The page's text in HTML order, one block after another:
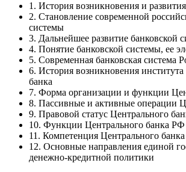
1. История возникновения и
2. Становление современной
системы
3. Дальнейшее развитие банковской
4. Понятие банковской системы, ее
5. Современная банковская система
6. История возникновения
банка
7. Форма организации и функции
8. Пассивные и активные операции
9. Правовой статус Центрального
10. Функции Центрального банка РФ
11. Компетенция Центрального
12. Основные направления единой
денежно-кредитной политики